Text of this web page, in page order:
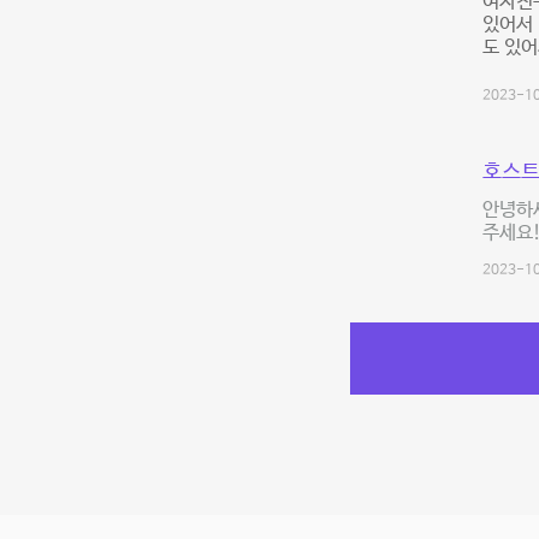
있어서
도 있
2023-
호스
안녕하
주세
2023-